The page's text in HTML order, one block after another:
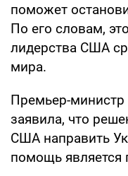
поможет
По его словам,
лидерства США
мира.
Премьер-министр
заявила, что
США направить
помощь